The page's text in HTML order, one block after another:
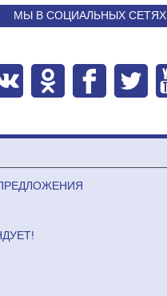
МЫ В СОЦИАЛЬНЫХ СЕТЯХ